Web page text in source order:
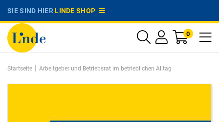
SIE SIND HIERLINDE SHOP
0
Startseite | Arbeitgeber und Betriebsrat im betrieblichen Alltag